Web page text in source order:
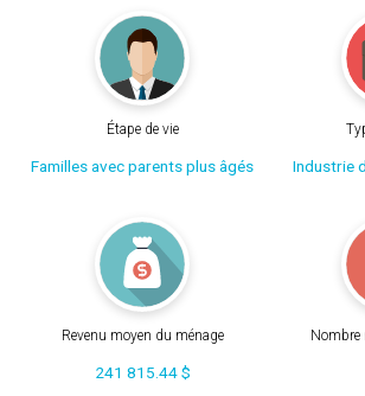
Étape de vie
Familles avec parents plus âgés
Industrie
Revenu moyen du ménage
241 815.44 $
Nombre